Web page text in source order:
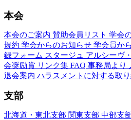
本会
本会のご案内 賛助会員リスト 学会
規約 学会からのお知らせ 学会員か
録フォーム スタージュ アルシーヴ
会奨励賞 リンク集 FAQ 事務局より
退会案内 ハラスメントに対する取
支部
北海道・東北支部 関東支部 中部支